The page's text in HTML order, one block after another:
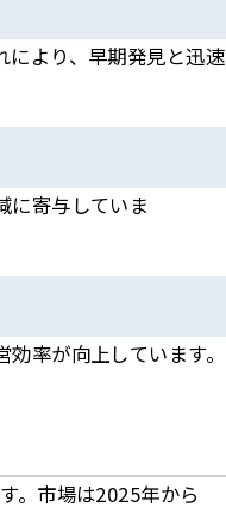
により、早期発見と迅速
に寄与していま
率が向上しています。
。市場は2025年から